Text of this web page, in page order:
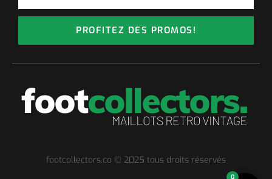
PROFITEZ DES PROMOS!
footcollectors.co © 2025 tous droits réservés
0